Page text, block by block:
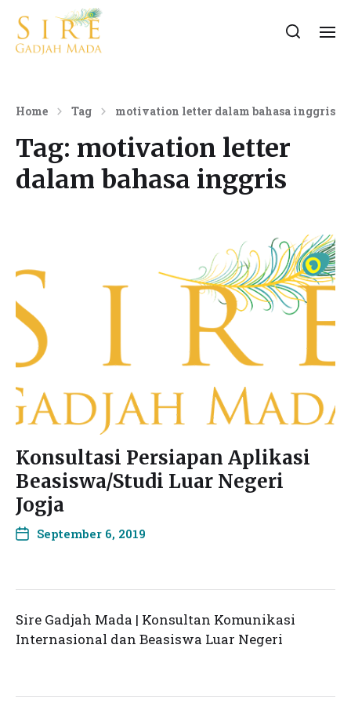
Home Tag motivation letter dalam bahasa inggris
Tag: motivation letter
dalam bahasa inggris
Konsultasi Persiapan Aplikasi
Beasiswa/Studi Luar Negeri
Jogja
September 6, 2019
Sire Gadjah Mada | Konsultan Komunikasi
Internasional dan Beasiswa Luar Negeri